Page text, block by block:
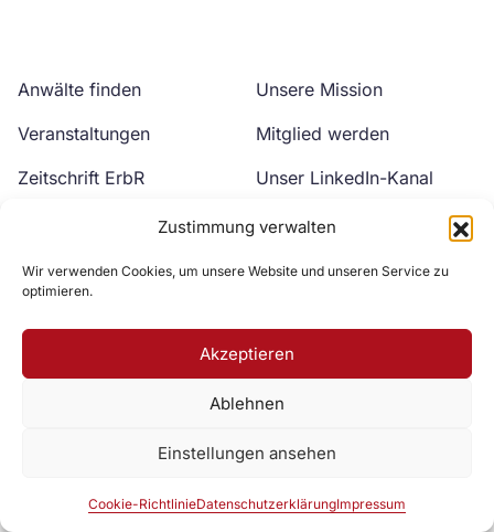
Zustimmung verwalten
Wir verwenden Cookies, um unsere Website und unseren Service zu
optimieren.
Akzeptieren
Ablehnen
Einstellungen ansehen
Cookie-RichtlinieDatenschutzerklärungImpressum
Anwälte finden
Veranstaltungen
Zeitschrift ErbR
Unsere Mission
Mitglied werden
Unser LinkedIn-Kanal
Unser YouTube-Kanal
Zur DAV Webseite